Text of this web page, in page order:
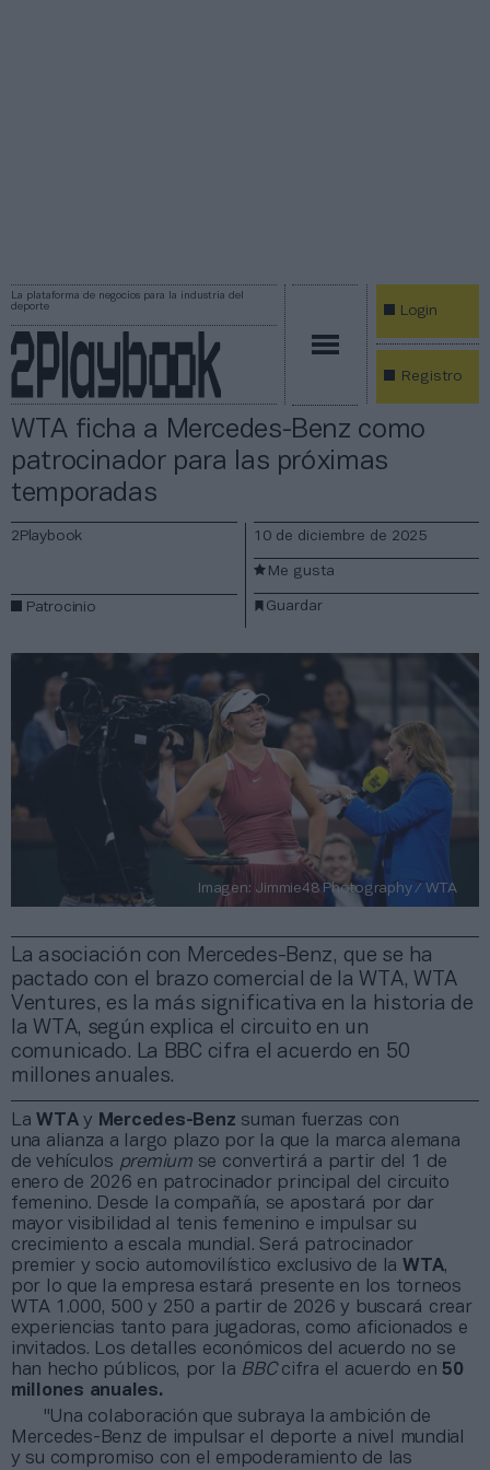
La plataforma de negocios para la industria del
deporte
Login
Registro
WTA ficha a Mercedes-Benz como
patrocinador para las próximas
temporadas
La asociación con Mercedes-Benz, que se ha
pactado con el brazo comercial de la WTA, WTA
Ventures, es la más significativa en la historia de
la WTA, según explica el circuito en un
comunicado. La BBC cifra el acuerdo en 50
millones anuales.
Imagen: Jimmie48 Photography / WTA
2Playbook
Patrocinio
10 de diciembre de 2025
Guardar
Me gusta
La WTAy Mercedes-Benz suman fuerzas con
una alianza a largo plazo por la que la marca alemana
de vehículos premium se convertirá a partir del 1 de
enero de 2026 en patrocinador principal del circuito
femenino. Desde la compañía, se apostará por dar
mayor visibilidad al tenis femenino e impulsar su
crecimiento a escala mundial. Será patrocinador
premier y socio automovilístico exclusivo de la WTA,
por lo que la empresa estará presente en los torneos
WTA 1.000, 500 y 250 a partir de 2026 y buscará crear
experiencias tanto para jugadoras, como aficionados e
invitados. Los detalles económicos del acuerdo no se
han hecho públicos, por la BBC cifra el acuerdo en 50
millones anuales.
"Una colaboración que subraya la ambición de
Mercedes-Benz de impulsar el deporte a nivel mundial
y su compromiso con el empoderamiento de las